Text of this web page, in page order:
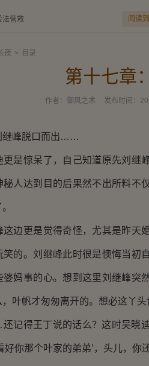
法营救 阅读
夜 > 目录
第十七章
作者： 御风之术 发布时间：
峰脱口而出……
惊呆了，自己知道原先刘继
秘人达到目的后果然不出所料不
更是觉得奇怪，尤其是昨天
笑的。刘继峰此时很是懊悔当初
婆妈事的心。想到这里刘继峰突
叶帆才匆匆离开的。想必这丫头
王丁说的话么？这时吴晓迪
好你那个叶家的弟弟’，头儿，你